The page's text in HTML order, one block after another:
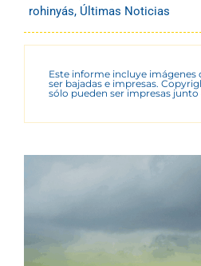
rohinyás, Últimas Noticias
Este informe incluye imágenes
ser bajadas e impresas.
sólo pueden ser impresas